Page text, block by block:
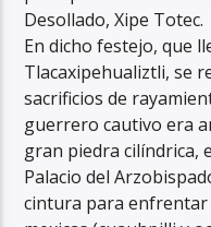
Desollado, Xipe Totec.
En dicho festejo, que
Tlacaxipehualiztli, se
sacrificios de
guerrero cautivo era
gran piedra cilíndrica,
Palacio del
cintura para enfrentar